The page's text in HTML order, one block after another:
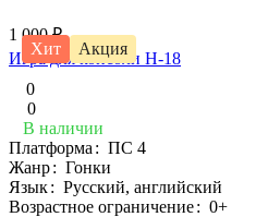
Хит Акция
1 000 ₽
Игра для консоли H-18
0
0
В наличии
Платформа : ПС 4
Жанр: Гонки
Язык: Русский, английский
Возрастное ограничение: 0+